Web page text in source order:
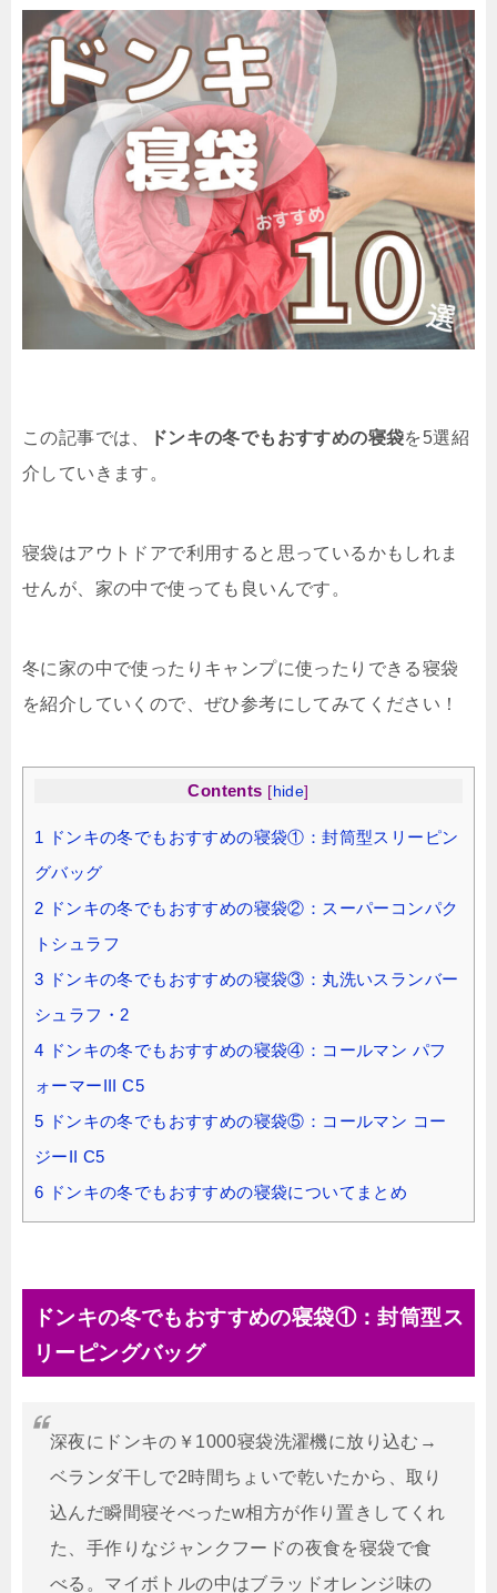
この記事では、 ドンキの冬でもおすすめの寝袋を5選紹
介していきます。
寝袋はアウトドアで利用すると思っているかもしれま
せんが、家の中で使っても良いんです。
冬に家の中で使ったりキャンプに使ったりできる寝袋
を紹介していくので、ぜひ参考にしてみてください！
Contents [ hide]
1 ドンキの冬でもおすすめの寝袋①：封筒型スリーピン
グバッグ
2 ドンキの冬でもおすすめの寝袋②：スーパーコンパク
トシュラフ
3 ドンキの冬でもおすすめの寝袋③：丸洗いスランバー
シュラフ・2
4 ドンキの冬でもおすすめの寝袋④：コールマン パフ
ォーマーIII C5
5 ドンキの冬でもおすすめの寝袋⑤：コールマン コー
ジーII C5
6 ドンキの冬でもおすすめの寝袋についてまとめ
ドンキの冬でもおすすめの寝袋①：封筒型ス
リーピングバッグ
深夜にドンキの￥1000寝袋洗濯機に放り込む→
ベランダ干しで2時間ちょいで乾いたから、取り
込んだ瞬間寝そべったw相方が作り置きしてくれ
た、手作りなジャンクフードの夜食を寝袋で食
べる。マイボトルの中はブラッドオレンジ味の